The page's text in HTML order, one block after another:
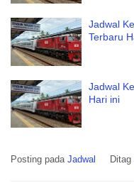
Jadwal
Terbaru
Jadwal
Hari ini
Posting pada Jadwal Ditag